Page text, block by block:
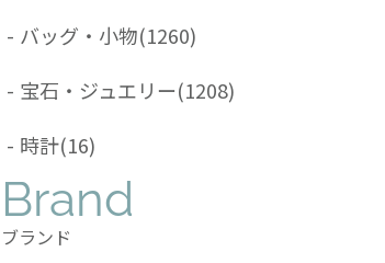
- バッグ・小物(1260)
- 宝石・ジュエリー(1208)
- 時計(16)
Brand
ブランド